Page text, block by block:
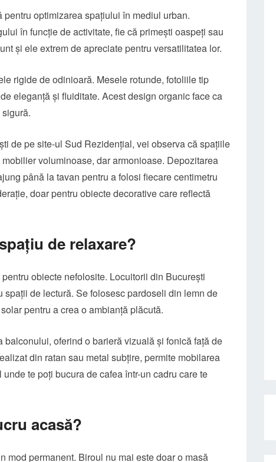
optimizarea spațiului în mediul urban.
în funcție de activitate, fie că primești oaspeți sau
și ele extrem de apreciate pentru versatilitatea lor.
rigide de odinioară. Mesele rotunde, fotoliile tip
eleganță și fluiditate. Acest design organic face ca
de pe site-ul Sud Rezidențial, vei observa că spațiile
voluminoase, dar armonioase. Depozitarea
până la tavan pentru a folosi fiecare centimetru
doar pentru obiecte decorative care reflectă
de relaxare?
obiecte nefolosite. Locuitorii din București
de lectură. Se folosesc pardoseli din lemn de
pentru a crea o ambianță plăcută.
oferind o barieră vizuală și fonică față de
din ratan sau metal subțire, permite mobilarea
te poți bucura de cafea într-un cadru care te
acasă?
mod permanent. Biroul nu mai este doar o masă